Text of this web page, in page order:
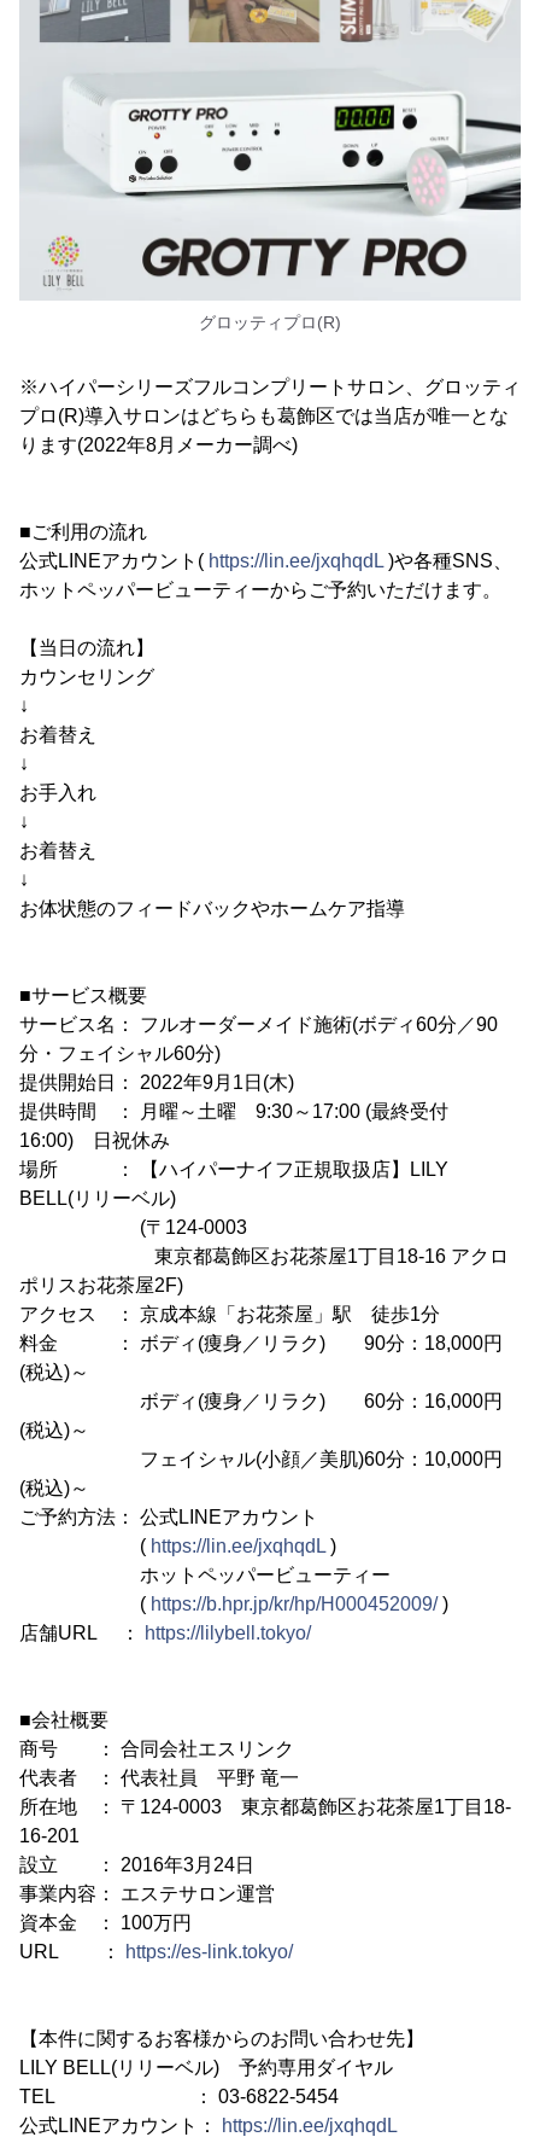
グロッティプロ(R)
※ハイパーシリーズフルコンプリートサロン、グロッティ
プロ(R)導入サロンはどちらも葛飾区では当店が唯一とな
ります(2022年8月メーカー調べ)
■ご利用の流れ
公式LINEアカウント( https://lin.ee/jxqhqdL )や各種SNS、
ホットペッパービューティーからご予約いただけます。
【当日の流れ】
カウンセリング
↓
お着替え
↓
お手入れ
↓
お着替え
↓
お体状態のフィードバックやホームケア指導
■サービス概要
サービス名： フルオーダーメイド施術(ボディ60分／90
分・フェイシャル60分)
提供開始日： 2022年9月1日(木)
提供時間 ： 月曜～土曜 9:30～17:00 (最終受付
16:00) 日祝休み
場所 ： 【ハイパーナイフ正規取扱店】LILY
BELL(リリーベル)
(〒124-0003
東京都葛飾区お花茶屋1丁目18-16 アクロ
ポリスお花茶屋2F)
アクセス ： 京成本線「お花茶屋」駅 徒歩1分
料金 ： ボディ(痩身／リラク) 90分：18,000円
(税込)～
ボディ(痩身／リラク) 60分：16,000円
(税込)～
フェイシャル(小顔／美肌)60分：10,000円
(税込)～
ご予約方法： 公式LINEアカウント
( https://lin.ee/jxqhqdL )
ホットペッパービューティー
( https://b.hpr.jp/kr/hp/H000452009/)
店舗URL ：
https://lilybell.tokyo/
■会社概要
商号 ： 合同会社エスリンク
代表者 ： 代表社員 平野 竜一
所在地 ： 〒124-0003 東京都葛飾区お花茶屋1丁目18-
16-201
設立 ： 2016年3月24日
事業内容： エステサロン運営
資本金 ： 100万円
URL ：
https://es-link.tokyo/
【本件に関するお客様からのお問い合わせ先】
LILY BELL(リリーベル) 予約専用ダイヤル
TEL ： 03-6822-5454
公式LINEアカウント：
https://lin.ee/jxqhqdL